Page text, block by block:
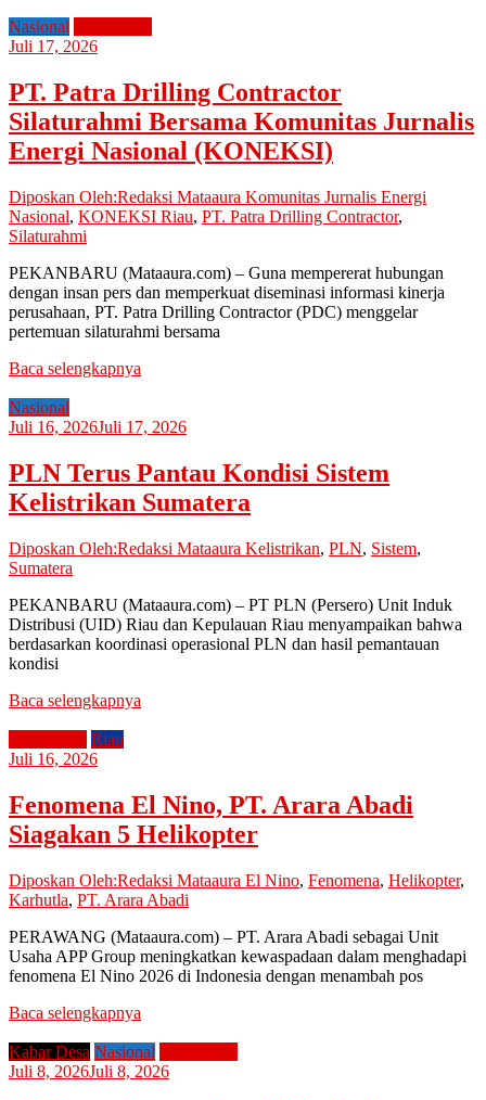
Nasional
Juli 17, 2026
PT. Patra Drilling Contractor
Silaturahmi Bersama Komunitas Jurnalis
Energi Nasional (KONEKSI)
Diposkan Oleh:Redaksi Mataaura Komunitas Jurnalis Energi
Nasional, KONEKSI Riau, PT. Patra Drilling Contractor,
Silaturahmi
PEKANBARU (Mataaura.com) – Guna mempererat hubungan
dengan insan pers dan memperkuat diseminasi informasi kinerja
perusahaan, PT. Patra Drilling Contractor (PDC) menggelar
pertemuan silaturahmi bersama
Baca selengkapnya
Nasional
Juli 16, 2026Juli 17, 2026
PLN Terus Pantau Kondisi Sistem
Kelistrikan Sumatera
Diposkan Oleh:Redaksi Mataaura Kelistrikan, PLN, Sistem,
Sumatera
PEKANBARU (Mataaura.com) – PT PLN (Persero) Unit Induk
Distribusi (UID) Riau dan Kepulauan Riau menyampaikan bahwa
berdasarkan koordinasi operasional PLN dan hasil pemantauan
kondisi
Baca selengkapnya
Riau
Juli 16, 2026
Fenomena El Nino, PT. Arara Abadi
Siagakan 5 Helikopter
Diposkan Oleh:Redaksi Mataaura El Nino, Fenomena, Helikopter,
Karhutla, PT. Arara Abadi
PERAWANG (Mataaura.com) – PT. Arara Abadi sebagai Unit
Usaha APP Group meningkatkan kewaspadaan dalam menghadapi
fenomena El Nino 2026 di Indonesia dengan menambah pos
Baca selengkapnya
Kabar Desa Nasional
Juli 8, 2026Juli 8, 2026